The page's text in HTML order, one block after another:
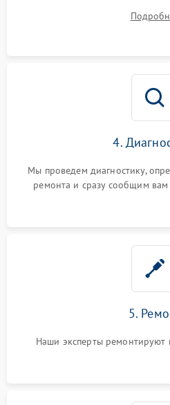
4.
Мы проведем диагностику,
ремонта и сразу сообщим вам
5.
Наши эксперты ремонтируют